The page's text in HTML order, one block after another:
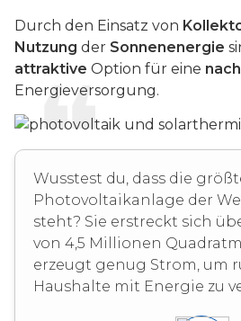
Durch den Einsatz von
Nutzung der Sonnenenergie
attraktive Option für eine
Energieversorgung.
Wusstest du, dass die
Photovoltaikanlage der
steht? Sie erstreckt sich
von 4,5 Millionen
erzeugt genug Strom, um
Haushalte mit Energie zu